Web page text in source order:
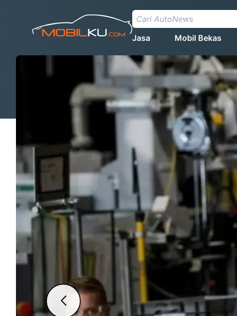
Jasa Mobil Bekas